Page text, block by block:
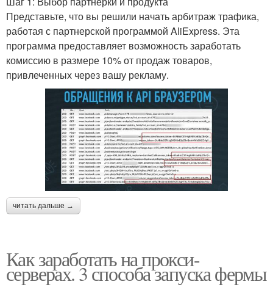
Представьте, что вы решили начать арбитраж трафика,
работая с партнерской программой AliExpress. Эта
программа предоставляет возможность заработать
комиссию в размере 10% от продаж товаров,
привлеченных через вашу рекламу.
читать дальше →
Как заработать на прокси-
серверах. 3 способа запуска фермы